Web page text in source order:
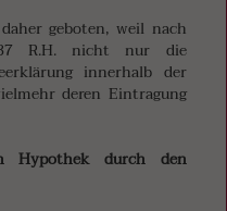
geboten, weil nach
R.H. nicht nur die
innerhalb der
deren Eintragung
Hypothek durch den